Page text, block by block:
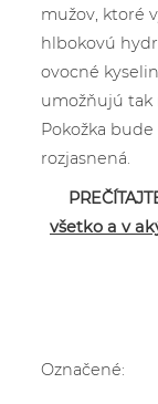
mužov, ktoré
hlbokovú
ovocné
umožňujú tak
Pokožka
rozjasnená.
všetko a v
Označené: